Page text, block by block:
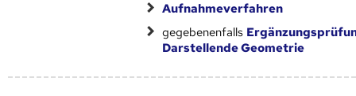
Aufnahmeverfahren
gegebenenfalls
Darstellende Geometrie